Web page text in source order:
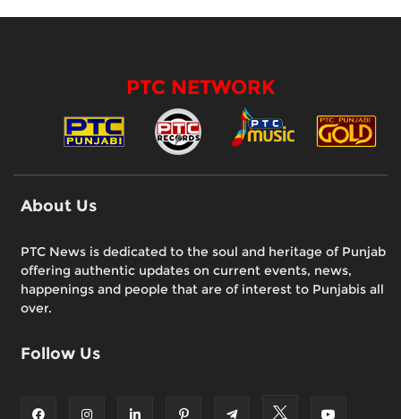
PTC NETWORK
About Us
PTC News is dedicated to the soul and heritage of Punjab
offering authentic updates on current events, news,
happenings and people that are of interest to Punjabis all
over.
Follow Us